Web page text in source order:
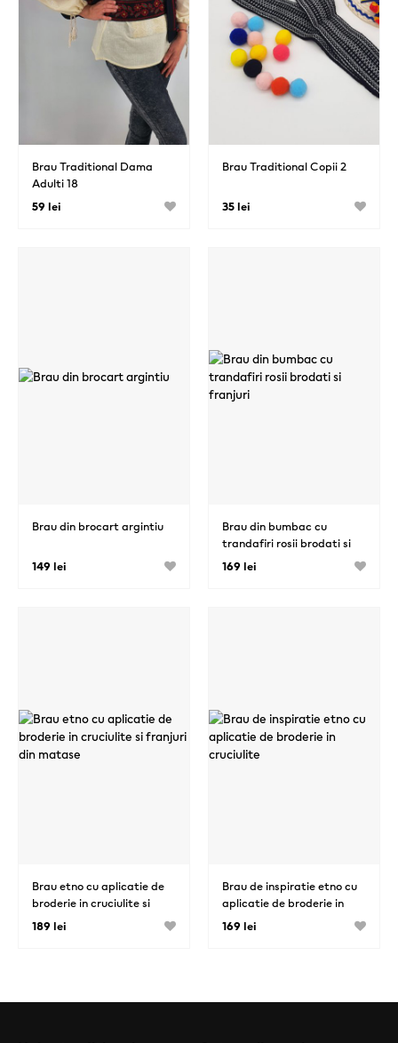
Brau Traditional Dama
Adulti 18
59 lei
Brau Traditional Copii 2
35 lei
Brau din brocart argintiu
149 lei
Brau din bumbac cu
trandafiri rosii brodati si
franjuri
169 lei
Brau etno cu aplicatie de
broderie in cruciulite si
franjuri din matase
189 lei
Brau de inspiratie etno cu
aplicatie de broderie in
cruciulite
169 lei